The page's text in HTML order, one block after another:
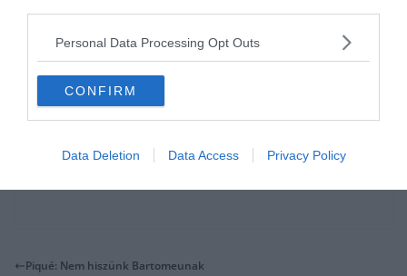
Personal Data Processing Opt Outs
CONFIRM
Data Deletion Data Access Privacy Policy
Piqué: Nem hiszünk Bartomeunak